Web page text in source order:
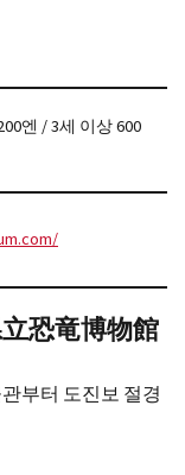
엔 / 3세 이상 600
恐竜博物館